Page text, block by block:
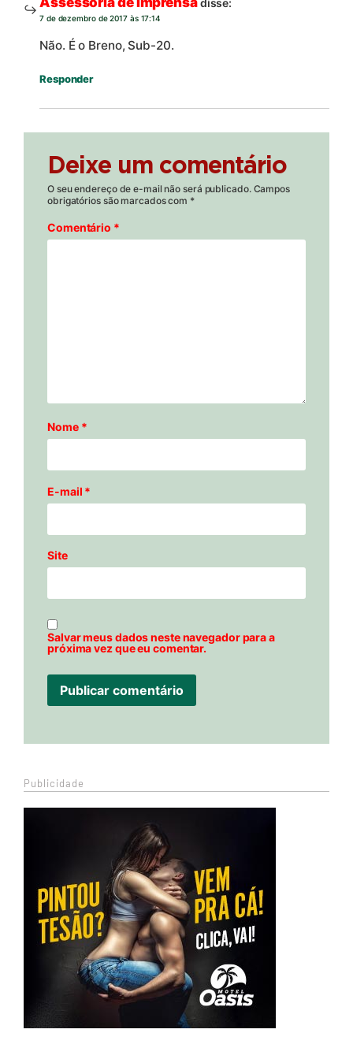
disse:
7 de dezembro de 2017 às 17:14
Não. É o Breno, Sub-20.
Responder
Deixe um comentário
O seu endereço de e-mail não será publicado. Campos
obrigatórios são marcados com *
Comentário *
Nome *
E-mail *
Site
Salvar meus dados neste navegador para a
próxima vez que eu comentar.
Publicidade